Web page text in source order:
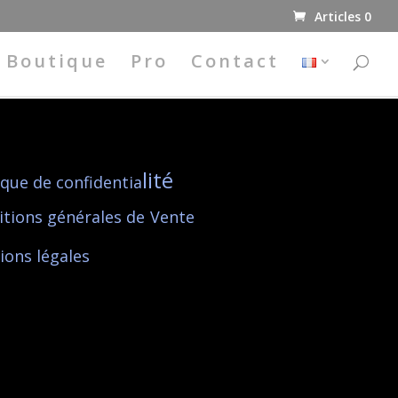
Articles 0
Boutique Pro Contact
de confidentialité
générales de Vente
légales